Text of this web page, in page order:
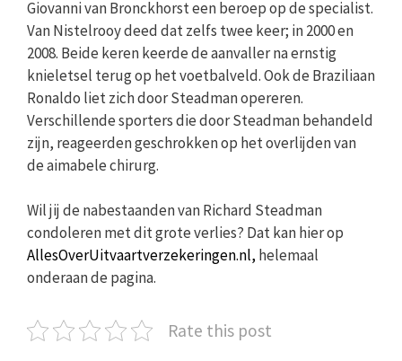
Giovanni van Bronckhorst een beroep op de specialist.
Van Nistelrooy deed dat zelfs twee keer; in 2000 en
2008. Beide keren keerde de aanvaller na ernstig
knieletsel terug op het voetbalveld. Ook de Braziliaan
Ronaldo liet zich door Steadman opereren.
Verschillende sporters die door Steadman behandeld
zijn, reageerden geschrokken op het overlijden van
de aimabele chirurg.
Wil jij de nabestaanden van Richard Steadman
condoleren met dit grote verlies? Dat kan hier op
AllesOverUitvaartverzekeringen.nl, helemaal
onderaan de pagina.
Rate this post